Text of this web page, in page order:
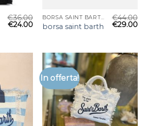
€36.00
€24.00
BORSA SAINT BARTH
borsa saint barth
€44.00
€29.00
In offerta!